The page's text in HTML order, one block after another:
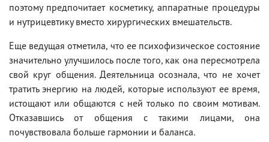
поэтому предпочитает косметику, аппаратные процедуры
и нутрицевтику вместо хирургических вмешательств.
Еще ведущая отметила, что ее психофизическое состояние
значительно улучшилось после того, как она пересмотрела
свой круг общения. Деятельница осознала, что не хочет
тратить энергию на людей, которые используют ее время,
истощают или общаются с ней только по своим мотивам.
Отказавшись от общения с такими лицами, она
почувствовала больше гармонии и баланса.